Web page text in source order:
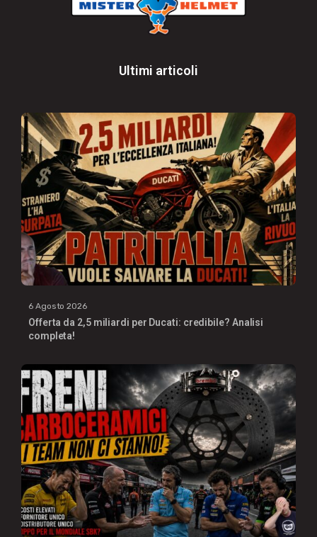
Ultimi articoli
6 Agosto 2026
Offerta da 2,5 miliardi per Ducati: credibile? Analisi
completa!